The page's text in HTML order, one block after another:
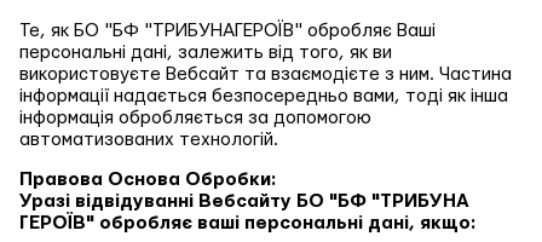
Те, як БО "БФ "ТРИБУНАГЕРОЇВ" обробляє Ваші
персональні дані, залежить від того, як ви
використовуєте Вебсайт та взаємодієте з ним. Частина
інформації надається безпосередньо вами, тоді як інша
інформація обробляється за допомогою
автоматизованих технологій.
Правова Основа Обробки:
Уразі відвідуванні Вебсайту БО "БФ "ТРИБУНА
ГЕРОЇВ" обробляє ваші персональні дані, якщо: